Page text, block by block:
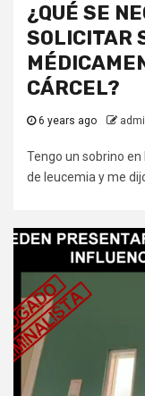
¿QUÉ SE
SOLICITAR
CÁRCEL?
6 years ago
Tengo un sobrino
de leucemia y me